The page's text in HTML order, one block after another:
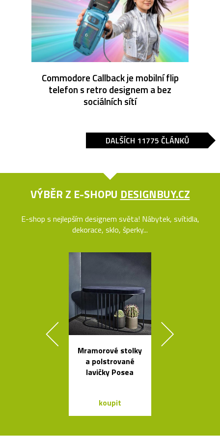
Commodore Callback je mobilní flip
telefon s retro designem a bez
sociálních sítí
DALŠÍCH 11775 ČLÁNKŮ
VÝBĚR Z E-SHOPU DESIGNBUY.CZ
E-shop s nejlepším designem světa! Nábytek, svítidla,
dekorace, sklo, šperky...
Mramorové stolky
a polstrované
lavičky Posea
koupit